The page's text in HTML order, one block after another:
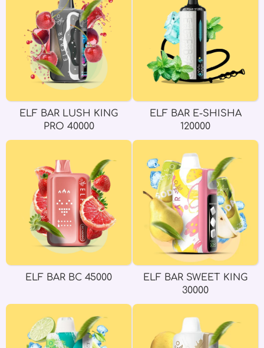
ELF BAR LUSH KING
PRO 40000
ELF BAR E-SHISHA
120000
ELF BAR BC 45000
ELF BAR SWEET KING
30000